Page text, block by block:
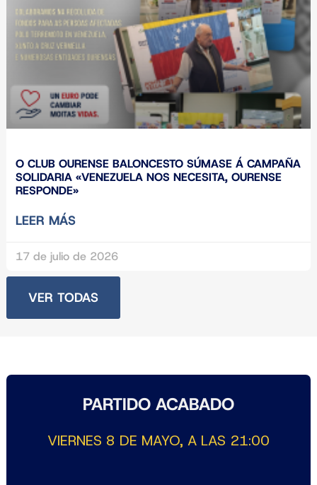
O CLUB OURENSE BALONCESTO SÚMASE Á CAMPAÑA
SOLIDARIA «VENEZUELA NOS NECESITA, OURENSE
RESPONDE»
LEER MÁS
17 de julio de 2026
VER TODAS
PARTIDO ACABADO
VIERNES 8 DE MAYO, A LAS 21:00